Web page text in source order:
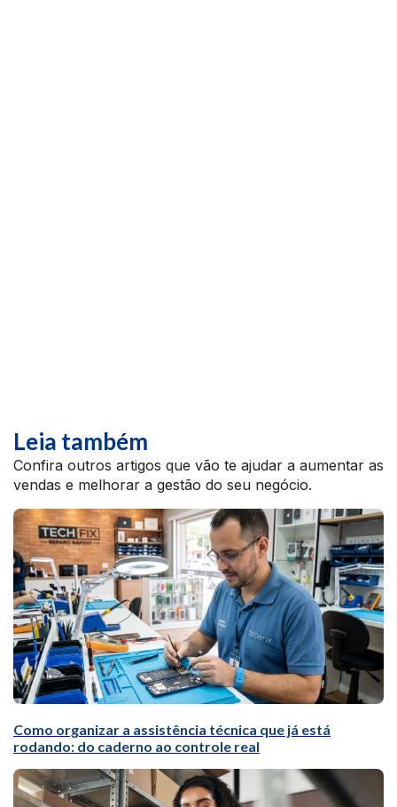
Leia também
Confira outros artigos que vão te ajudar a aumentar as
vendas e melhorar a gestão do seu negócio.
Como organizar a assistência técnica que já está
rodando: do caderno ao controle real